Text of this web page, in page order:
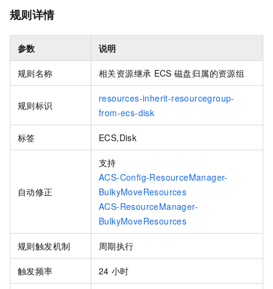
规则详情
参数 说明
规则名称 相关资源继承 ECS 磁盘归属的资源组
规则标识
resources-inherit-resourcegroup-
from-ecs-disk
标签 ECS,Disk
自动修正
支持
ACS-Config-ResourceManager-
BulkyMoveResources
ACS-ResourceManager-
BulkyMoveResources
规则触发机制 周期执行
触发频率 24 小时